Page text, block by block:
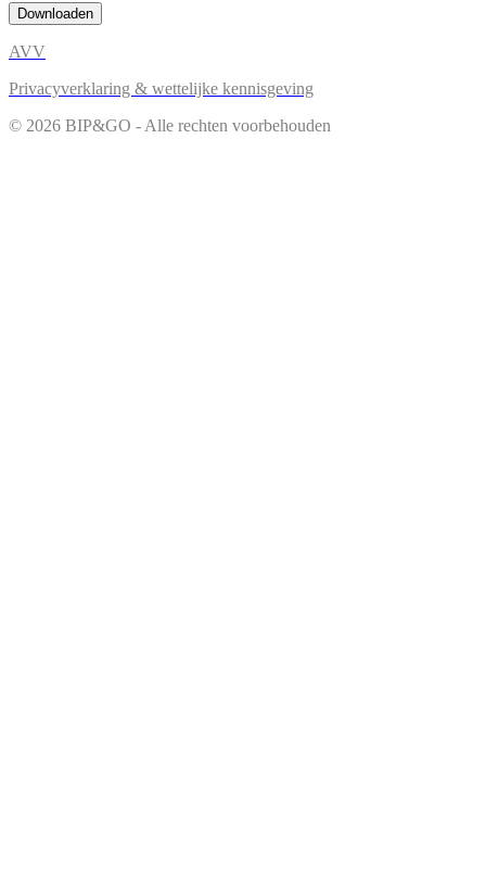
Downloaden
AVV
Privacyverklaring & wettelijke kennisgeving
© 2026 BIP&GO - Alle rechten voorbehouden